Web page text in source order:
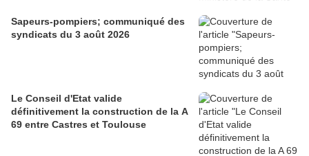
Sapeurs-pompiers; communiqué des
syndicats du 3 août 2026
Le Conseil d'Etat valide
définitivement la construction de la A
69 entre Castres et Toulouse